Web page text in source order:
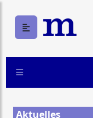
Aktuelles